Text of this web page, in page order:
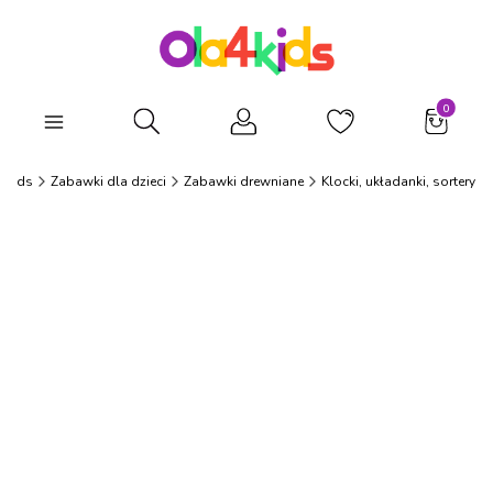
Otwórz wyszukiwarkę
Zabawki dla dzieci Zabawki drewniane Klocki, układanki, sortery